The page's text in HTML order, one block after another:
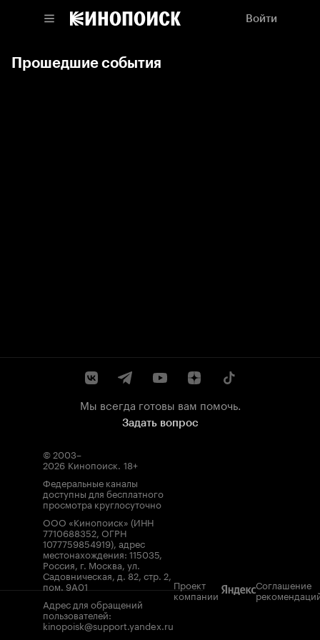
Войти
Прошедшие события
Мы всегда готовы вам помочь.
Задать вопрос
© 2003–
2026 Кинопоиск. 18+
Федеральные каналы
доступны для бесплатного
просмотра круглосуточно
ООО «Кинопоиск» (ИНН
7710688352, ОГРН
1077759854919), адрес
местонахождения: 115035,
Россия, г. Москва, ул.
Садовническая, д. 82, стр. 2,
пом. 9А01
Адрес для обращений
пользователей:
kinopoisk@support.yandex.ru
Проект
компании
Соглашение